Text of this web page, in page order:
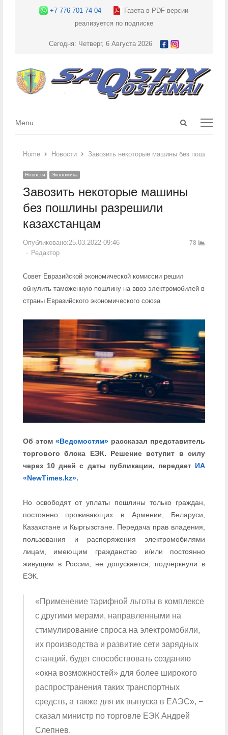
+7 776 701 74 04
Газета в PDF версии
реализуется по подписке
Сегодня: Четверг, 6 Августа 2026
Open
Menu
Menu
Home Новости Завозить некоторые машины без пошлины
Новости Экономика
Завозить некоторые машины
без пошлины разрешили
казахстанцам
Опубликовано:25.03.2022 09:46
Author
Редактор
78
Совет Евразийской экономической комиссии решил
обнулить таможенную пошлину на ввоз электромобилей в
страны Евразийского экономического союза
Об этом «Ведомостям» рассказал представитель
торгового блока ЕЭК. Решение вступит в силу
через 10 дней с даты публикации, передает ИА
«NewTimes.kz».
Но освободят от уплаты пошлины только граждан,
постоянно проживающих в Армении, Беларуси,
Казахстане и Кыргызстане. Передача прав владения,
пользования и распоряжения электромобилями
лицам, имеющим гражданство и/или постоянно
живущим в России, не допускается, подчеркнули в
ЕЭК.
«Применение тарифной льготы в комплексе
с другими мерами, направленными на
стимулирование спроса на электромобили,
их производства и развитие сети зарядных
станций, будет способствовать созданию
«окна возможностей» для более широкого
распространения таких транспортных
средств, а также для их выпуска в ЕАЭС», −
сказал министр по торговле ЕЭК Андрей
Слепнев.